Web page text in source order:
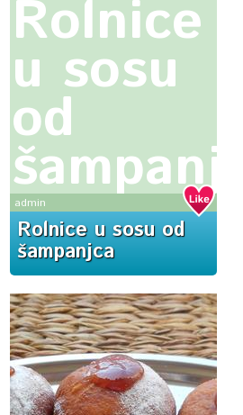
Rolnice
u sosu
od
šampanjca
admin
Rolnice u sosu od
šampanjca